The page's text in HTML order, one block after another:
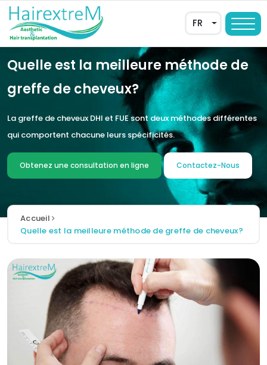
FR
AR
EN
TR
Quelle est la meilleure méthode de
greffe de cheveux?
La greffe de cheveux DHI et FUE sont deux méthodes différentes
qui comportent chacune leurs spécificités.
Obtenez une consultation en ligne Contactez-Nous
Accueil
Quelle est la meilleure méthode de greffe de cheveux?